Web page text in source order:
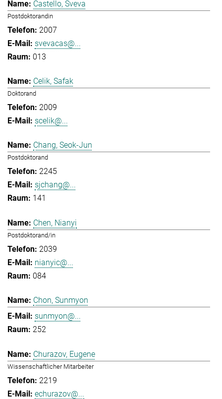
Castello, Sveva
Postdoktorandin
2007
svevacas@...
013
Celik, Safak
Doktorand
2009
scelik@...
Chang, Seok-Jun
Postdoktorand
2245
sjchang@...
141
Chen, Nianyi
Postdoktorand/in
2039
nianyic@...
084
Chon, Sunmyon
sunmyon@...
252
Churazov, Eugene
Wissenschaftlicher Mitarbeiter
2219
echurazov@...